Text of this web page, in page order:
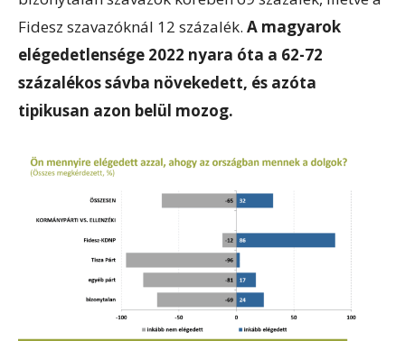
Fidesz szavazóknál 12 százalék. A magyarok
elégedetlensége 2022 nyara óta a 62-72
százalékos sávba növekedett, és azóta
tipikusan azon belül mozog.